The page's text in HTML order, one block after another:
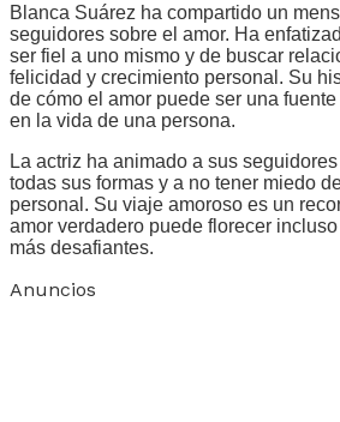
Blanca Suárez ha compartido un
seguidores sobre el amor. Ha
ser fiel a uno mismo y de buscar
felicidad y crecimiento personal. Su
de cómo el amor puede ser una
en la vida de una persona.
La actriz ha animado a sus
todas sus formas y a no tener miedo
personal. Su viaje amoroso es un
amor verdadero puede florecer
más desafiantes.
Anuncios